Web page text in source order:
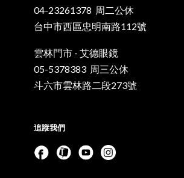
04-23261378 周二公休
台中市西區忠明南路112號
雲林門市 - 艾德眼鏡
05-5378383 周三公休
斗六市雲林路二段273號
追蹤我們